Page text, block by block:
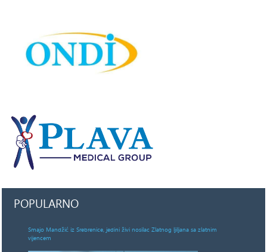
POPULARNO
Smajo Mandžić iz Srebrenice, jedini živi nosilac Zlatnog ljiljana sa zlatnim
vijencem